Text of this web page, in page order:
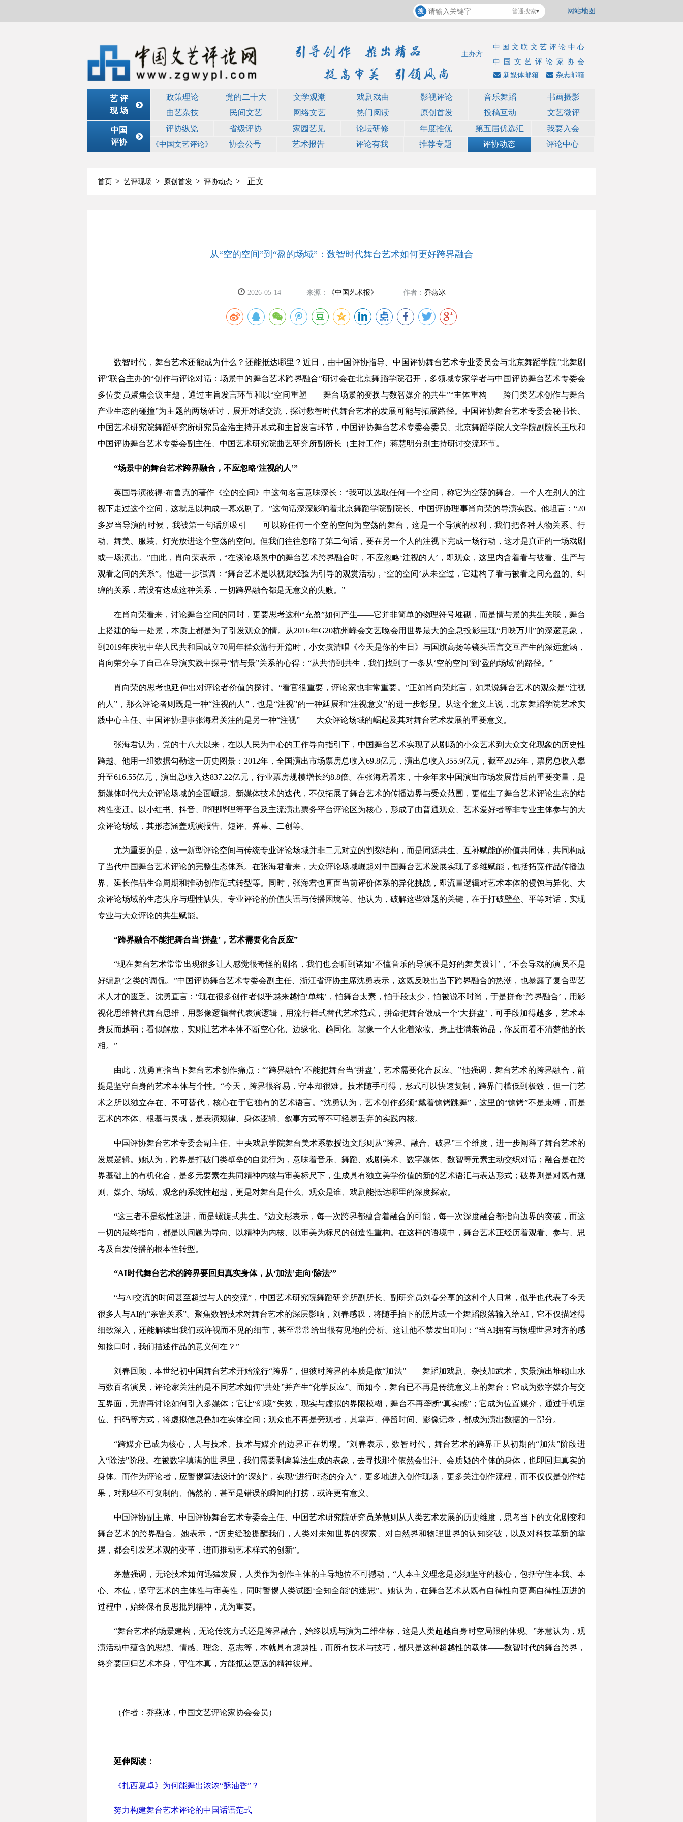
网站地图
普通搜索
中国文联文艺评论中心
中国文艺评论家协会
主办方
杂志邮箱
新媒体邮箱
艺 评
现 场
政策理论 党的二十大 文学观潮 戏剧戏曲 影视评论 音乐舞蹈
书画摄影
曲艺杂技
民间文艺 网络文艺 热门阅读 原创首发 投稿互动
文艺微评
中国
评协
评协纵览 省级评协 家园艺见 论坛研修 年度推优 第五届优选汇 我要入会
《中国文艺评论》 协会公号 艺术报告 评论有我 推荐专题 评协动态 评论中心
首页 > 艺评现场 > 原创首发 > 评协动态 > 正文
从“空的空间”到“盈的场域”：数智时代舞台艺术如何更好跨界融合
2026-05-14 来源： 《中国艺术报》 作者： 乔燕冰
数智时代，舞台艺术还能成为什么？还能抵达哪里？近日，由中国评协指导、中国评协舞台艺术专业委员会与北京舞蹈学院“北舞剧
评”联合主办的“创作与评论对话：场景中的舞台艺术跨界融合”研讨会在北京舞蹈学院召开，多领域专家学者与中国评协舞台艺术专委会
多位委员聚焦会议主题，通过主旨发言环节和以“空间重塑——舞台场景的变换与数智媒介的共生”“主体重构——跨门类艺术创作与舞台
产业生态的碰撞”为主题的两场研讨，展开对话交流，探讨数智时代舞台艺术的发展可能与拓展路径。中国评协舞台艺术专委会秘书长、
中国艺术研究院舞蹈研究所研究员金浩主持开幕式和主旨发言环节，中国评协舞台艺术专委会委员、北京舞蹈学院人文学院副院长王欣和
中国评协舞台艺术专委会副主任、中国艺术研究院曲艺研究所副所长（主持工作）蒋慧明分别主持研讨交流环节。
“场景中的舞台艺术跨界融合，不应忽略‘注视的人’”
英国导演彼得·布鲁克的著作《空的空间》中这句名言意味深长：“我可以选取任何一个空间，称它为空荡的舞台。一个人在别人的注
视下走过这个空间，这就足以构成一幕戏剧了。”这句话深深影响着北京舞蹈学院副院长、中国评协理事肖向荣的导演实践。他坦言：“20
多岁当导演的时候，我被第一句话所吸引——可以称任何一个空的空间为空荡的舞台，这是一个导演的权利，我们把各种人物关系、行
动、舞美、服装、灯光放进这个空荡的空间。但我们往往忽略了第二句话，要在另一个人的注视下完成一场行动，这才是真正的一场戏剧
或一场演出。”由此，肖向荣表示，“在谈论场景中的舞台艺术跨界融合时，不应忽略‘注视的人’，即观众，这里内含着看与被看、生产与
观看之间的关系”。他进一步强调：“舞台艺术是以视觉经验为引导的观赏活动，‘空的空间’从未空过，它建构了看与被看之间充盈的、纠
缠的关系，若没有达成这种关系，一切跨界融合都是无意义的失败。”
在肖向荣看来，讨论舞台空间的同时，更要思考这种“充盈”如何产生——它并非简单的物理符号堆砌，而是情与景的共生关联，舞台
上搭建的每一处景，本质上都是为了引发观众的情。从2016年G20杭州峰会文艺晚会用世界最大的全息投影呈现“月映万川”的深邃意象，
到2019年庆祝中华人民共和国成立70周年群众游行开篇时，小女孩清唱《今天是你的生日》与国旗高扬等镜头语言交互产生的深远意涵，
肖向荣分享了自己在导演实践中探寻“情与景”关系的心得：“从共情到共生，我们找到了一条从‘空的空间’到‘盈的场域’的路径。”
肖向荣的思考也延伸出对评论者价值的探讨。“看官很重要，评论家也非常重要。”正如肖向荣此言，如果说舞台艺术的观众是“注视
的人”，那么评论者则既是一种“注视的人”，也是“注视”的一种延展和“注视意义”的进一步彰显。从这个意义上说，北京舞蹈学院艺术实
践中心主任、中国评协理事张海君关注的是另一种“注视”——大众评论场域的崛起及其对舞台艺术发展的重要意义。
张海君认为，党的十八大以来，在以人民为中心的工作导向指引下，中国舞台艺术实现了从剧场的小众艺术到大众文化现象的历史性
跨越。他用一组数据勾勒这一历史图景：2012年，全国演出市场票房总收入69.8亿元，演出总收入355.9亿元，截至2025年，票房总收入攀
升至616.55亿元，演出总收入达837.22亿元，行业票房规模增长约8.8倍。在张海君看来，十余年来中国演出市场发展背后的重要变量，是
新媒体时代大众评论场域的全面崛起。新媒体技术的迭代，不仅拓展了舞台艺术的传播边界与受众范围，更催生了舞台艺术评论生态的结
构性变迁。以小红书、抖音、哔哩哔哩等平台及主流演出票务平台评论区为核心，形成了由普通观众、艺术爱好者等非专业主体参与的大
众评论场域，其形态涵盖观演报告、短评、弹幕、二创等。
尤为重要的是，这一新型评论空间与传统专业评论场域并非二元对立的割裂结构，而是同源共生、互补赋能的价值共同体，共同构成
了当代中国舞台艺术评论的完整生态体系。在张海君看来，大众评论场域崛起对中国舞台艺术发展实现了多维赋能，包括拓宽作品传播边
界、延长作品生命周期和推动创作范式转型等。同时，张海君也直面当前评价体系的异化挑战，即流量逻辑对艺术本体的侵蚀与异化、大
众评论场域的生态失序与理性缺失、专业评论的价值失语与传播困境等。他认为，破解这些难题的关键，在于打破壁垒、平等对话，实现
专业与大众评论的共生赋能。
“跨界融合不能把舞台当‘拼盘’，艺术需要化合反应”
“现在舞台艺术常常出现很多让人感觉很奇怪的剧名，我们也会听到诸如‘不懂音乐的导演不是好的舞美设计’，‘不会导戏的演员不是
好编剧’之类的调侃。”中国评协舞台艺术专委会副主任、浙江省评协主席沈勇表示，这既反映出当下跨界融合的热潮，也暴露了复合型艺
术人才的匮乏。沈勇直言：“现在很多创作者似乎越来越怕‘单纯’，怕舞台太素，怕手段太少，怕被说不时尚，于是拼命‘跨界融合’，用影
视化思维替代舞台思维，用影像逻辑替代表演逻辑，用流行样式替代艺术范式，拼命把舞台做成一个‘大拼盘’，可手段加得越多，艺术本
身反而越弱；看似解放，实则让艺术本体不断空心化、边缘化、趋同化。就像一个人化着浓妆、身上挂满装饰品，你反而看不清楚他的长
相。”
由此，沈勇直指当下舞台艺术创作痛点：“‘跨界融合’不能把舞台当‘拼盘’，艺术需要化合反应。”他强调，舞台艺术的跨界融合，前
提是坚守自身的艺术本体与个性。“今天，跨界很容易，守本却很难。技术随手可得，形式可以快速复制，跨界门槛低到极致，但一门艺
术之所以独立存在、不可替代，核心在于它独有的艺术语言。”沈勇认为，艺术创作必须“戴着镣铐跳舞”，这里的“镣铐”不是束缚，而是
艺术的本体、根基与灵魂，是表演规律、身体逻辑、叙事方式等不可轻易丢弃的实践内核。
中国评协舞台艺术专委会副主任、中央戏剧学院舞台美术系教授边文彤则从“跨界、融合、破界”三个维度，进一步阐释了舞台艺术的
发展逻辑。她认为，跨界是打破门类壁垒的自觉行为，意味着音乐、舞蹈、戏剧美术、数字媒体、数智等元素主动交织对话；融合是在跨
界基础上的有机化合，是多元要素在共同精神内核与审美标尺下，生成具有独立美学价值的新的艺术语汇与表达形式；破界则是对既有规
则、媒介、场域、观念的系统性超越，更是对舞台是什么、观众是谁、戏剧能抵达哪里的深度探索。
“这三者不是线性递进，而是螺旋式共生。”边文彤表示，每一次跨界都蕴含着融合的可能，每一次深度融合都指向边界的突破，而这
一切的最终指向，都是以问题为导向、以精神为内核、以审美为标尺的创造性重构。在这样的语境中，舞台艺术正经历着观看、参与、思
考及自发传播的根本性转型。
“AI时代舞台艺术的跨界要回归真实身体，从‘加法’走向‘除法’”
“与AI交流的时间甚至超过与人的交流”，中国艺术研究院舞蹈研究所副所长、副研究员刘春分享的这种个人日常，似乎也代表了今天
很多人与AI的“亲密关系”。聚焦数智技术对舞台艺术的深层影响，刘春感叹，将随手拍下的照片或一个舞蹈段落输入给AI，它不仅描述得
细致深入，还能解读出我们或许视而不见的细节，甚至常常给出很有见地的分析。这让他不禁发出叩问：“当AI拥有与物理世界对齐的感
知接口时，我们描述作品的意义何在？”
刘春回顾，本世纪初中国舞台艺术开始流行“跨界”，但彼时跨界的本质是做“加法”——舞蹈加戏剧、杂技加武术，实景演出堆砌山水
与数百名演员，评论家关注的是不同艺术如何“共处”并产生“化学反应”。而如今，舞台已不再是传统意义上的舞台：它成为数字媒介与交
互界面，无需再讨论如何引入多媒体；它让“幻境”失效，现实与虚拟的界限模糊，舞台不再垄断“真实感”；它成为位置媒介，通过手机定
位、扫码等方式，将虚拟信息叠加在实体空间；观众也不再是旁观者，其掌声、停留时间、影像记录，都成为演出数据的一部分。
“跨媒介已成为核心，人与技术、技术与媒介的边界正在坍塌。”刘春表示，数智时代，舞台艺术的跨界正从初期的“加法”阶段进
入“除法”阶段。在被数字填满的世界里，我们需要剥离算法生成的表象，去寻找那个依然会出汗、会质疑的个体的身体，也即回归真实的
身体。而作为评论者，应警惕算法设计的“深刻”，实现“进行时态的介入”，更多地进入创作现场，更多关注创作流程，而不仅仅是创作结
果，对那些不可复制的、偶然的，甚至是错误的瞬间的打捞，或许更有意义。
中国评协副主席、中国评协舞台艺术专委会主任、中国艺术研究院研究员茅慧则从人类艺术发展的历史维度，思考当下的文化剧变和
舞台艺术的跨界融合。她表示，“历史经验提醒我们，人类对未知世界的探索、对自然界和物理世界的认知突破，以及对科技革新的掌
握，都会引发艺术观的变革，进而推动艺术样式的创新”。
茅慧强调，无论技术如何迅猛发展，人类作为创作主体的主导地位不可撼动，“人本主义理念是必须坚守的核心，包括守住本我、本
心、本位，坚守艺术的主体性与审美性，同时警惕人类试图‘全知全能’的迷思”。她认为，在舞台艺术从既有自律性向更高自律性迈进的
过程中，始终保有反思批判精神，尤为重要。
“舞台艺术的场景建构，无论传统方式还是跨界融合，始终以观与演为二维坐标，这是人类超越自身时空局限的体现。”茅慧认为，观
演活动中蕴含的思想、情感、理念、意志等，本就具有超越性，而所有技术与技巧，都只是这种超越性的载体——数智时代的舞台跨界，
终究要回归艺术本身，守住本真，方能抵达更远的精神彼岸。
（作者：乔燕冰，中国文艺评论家协会会员）
延伸阅读：
《扎西夏卓》为何能舞出浓浓“酥油香”？
努力构建舞台艺术评论的中国话语范式